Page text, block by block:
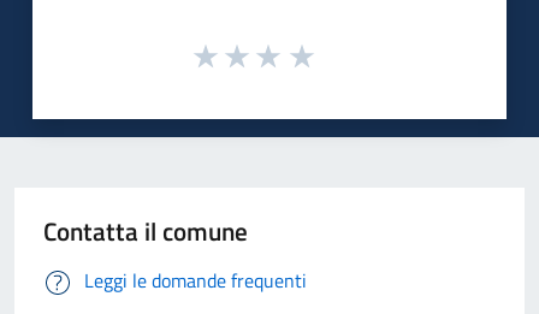
Contatta il comune
Leggi le domande frequenti